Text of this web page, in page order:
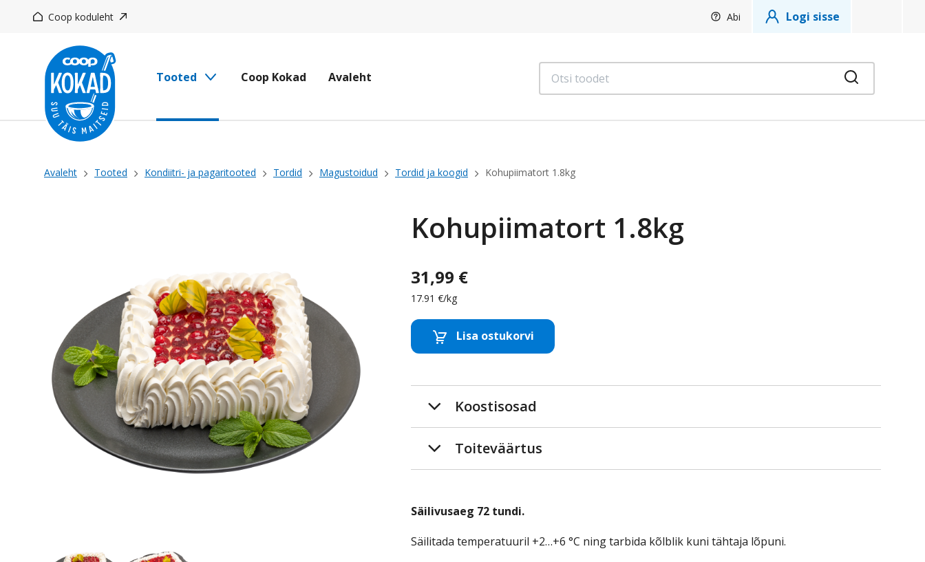
Coop koduleht Abi Logi sisse
Tooted Coop Kokad Avaleht
Otsi
toodet
Otsi
Leivapuru
Avaleht Tooted Kondiitri- ja pagaritooted Tordid Magustoidud Tordid ja koogid Kohupiimatort 1.8kg
Kohupiimatort 1.8kg
31,99 €
17.91 €/kg
Lisa ostukorvi
Eemalda toodeLisa toode
Koostisosad
Toiteväärtus
Säilivusaeg 72 tundi.
Säilitada temperatuuril +2…+6 °C ning tarbida kõlblik kuni tähtaja lõpuni.